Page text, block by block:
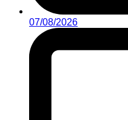
07/08/2026